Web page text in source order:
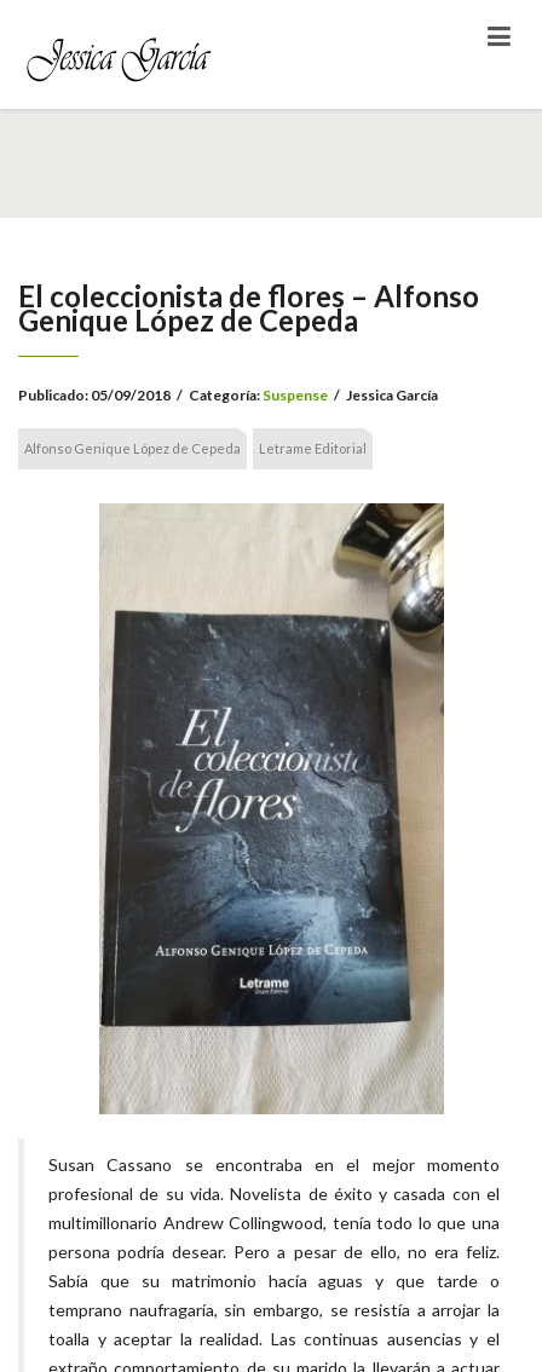
El coleccionista de flores – Alfonso
Genique López de Cepeda
Publicado: 05/09/2018 / Categoría: Suspense / Jessica García
Alfonso Genique López de Cepeda Letrame Editorial
Susan Cassano se encontraba en el mejor momento
profesional de su vida. Novelista de éxito y casada con el
multimillonario Andrew Collingwood, tenía todo lo que una
persona podría desear. Pero a pesar de ello, no era feliz.
Sabía que su matrimonio hacía aguas y que tarde o
temprano naufragaría, sin embargo, se resistía a arrojar la
toalla y aceptar la realidad. Las continuas ausencias y el
extraño comportamiento de su marido la llevarán a actuar